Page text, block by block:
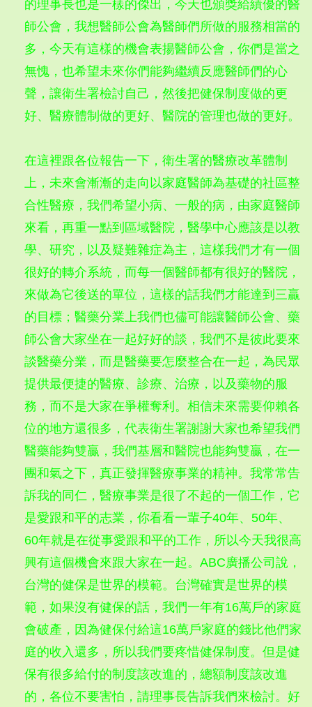
的理事長也是一樣的傑出，今天也頒獎給績優的醫
師公會，我想醫師公會為醫師們所做的服務相當的
多，今天有這樣的機會表揚醫師公會，你們是當之
無愧，也希望未來你們能夠繼續反應醫師們的心
聲，讓衛生署檢討自己，然後把健保制度做的更
好、醫療體制做的更好、醫院的管理也做的更好。
在這裡跟各位報告一下，衛生署的醫療改革體制
上，未來會漸漸的走向以家庭醫師為基礎的社區整
合性醫療，我們希望小病、一般的病，由家庭醫師
來看，再重一點到區域醫院，醫學中心應該是以教
學、研究，以及疑難雜症為主，這樣我們才有一個
很好的轉介系統，而每一個醫師都有很好的醫院，
來做為它後送的單位，這樣的話我們才能達到三贏
的目標；醫藥分業上我們也儘可能讓醫師公會、藥
師公會大家坐在一起好好的談，我們不是彼此要來
談醫藥分業，而是醫藥要怎麼整合在一起，為民眾
提供最便捷的醫療、診療、治療，以及藥物的服
務，而不是大家在爭權奪利。相信未來需要仰賴各
位的地方還很多，代表衛生署謝謝大家也希望我們
醫藥能夠雙贏，我們基層和醫院也能夠雙贏，在一
團和氣之下，真正發揮醫療事業的精神。我常常告
訴我的同仁，醫療事業是很了不起的一個工作，它
是愛跟和平的志業，你看看一輩子40年、50年、
60年就是在從事愛跟和平的工作，所以今天我很高
興有這個機會來跟大家在一起。ABC廣播公司說，
台灣的健保是世界的模範。台灣確實是世界的模
範，如果沒有健保的話，我們一年有16萬戶的家庭
會破產，因為健保付給這16萬戶家庭的錢比他們家
庭的收入還多，所以我們要疼惜健保制度。但是健
保有很多給付的制度該改進的，總額制度該改進
的，各位不要害怕，請理事長告訴我們來檢討。好